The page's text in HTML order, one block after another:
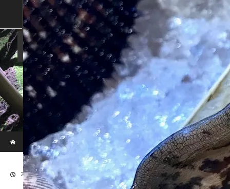
SHOP SHOPPING GUIDE
ABOUT US FAN VOICE ALBUM
NEWS SAMURAI-DEN
現代のサムライたちの時空間へ
ブログ
IMG_7069
2019.09.11